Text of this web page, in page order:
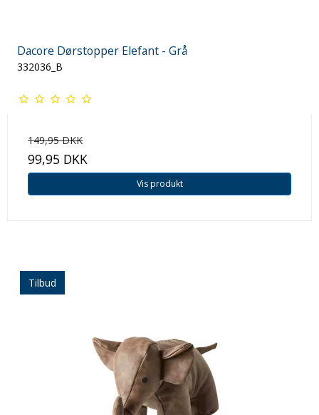
Dacore Dørstopper Elefant - Grå
332036_B
149,95 DKK
99,95 DKK
Vis produkt
Tilbud